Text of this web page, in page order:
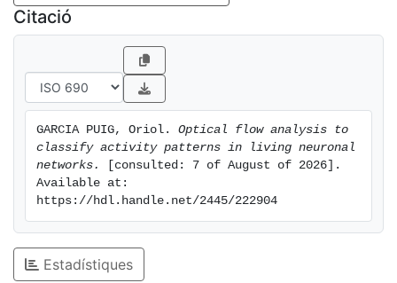
Citació
GARCIA PUIG, Oriol. Optical flow analysis to
classify activity patterns in living neuronal
networks.
[consulted: 7 of August of 2026].
Available at:
https://hdl.handle.net/2445/222904
Estadístiques